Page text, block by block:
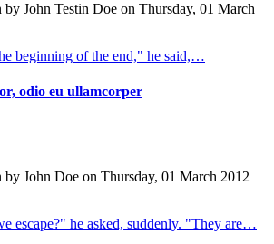
by John Testin Doe on Thursday, 01 March
beginning of the end," he said,…
odio eu ullamcorper
by John Doe on Thursday, 01 March 2012
escape?" he asked, suddenly. "They are…